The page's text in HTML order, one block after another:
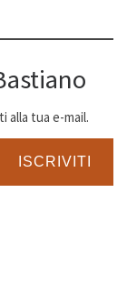
alla tua e-mail.
ISCRIVITI